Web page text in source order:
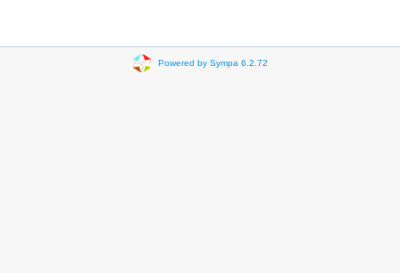
Powered by Sympa 6.2.72